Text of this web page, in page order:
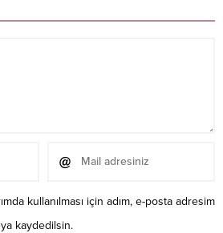
kullanılması için adım, e-posta adresim
kaydedilsin.